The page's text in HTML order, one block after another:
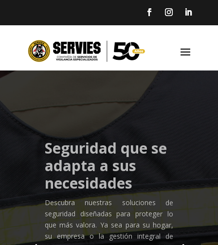
Seguridad que se
adapta a sus
necesidades
Descubra nuestras soluciones de
seguridad diseñadas para proteger lo
que más valora. Ya sea para su hogar,
su empresa o la gestión integral de
riesgos, contamos con servicios